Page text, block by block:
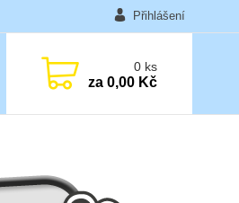
Přihlášení
0 ks
za 0,00 Kč